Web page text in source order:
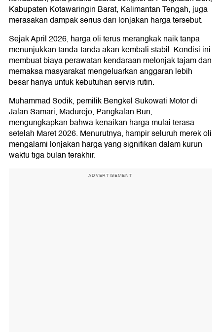
Kabupaten Kotawaringin Barat, Kalimantan Tengah, juga
merasakan dampak serius dari lonjakan harga tersebut.
Sejak April 2026, harga oli terus merangkak naik tanpa
menunjukkan tanda-tanda akan kembali stabil. Kondisi ini
membuat biaya perawatan kendaraan melonjak tajam dan
memaksa masyarakat mengeluarkan anggaran lebih
besar hanya untuk kebutuhan servis rutin.
Muhammad Sodik, pemilik Bengkel Sukowati Motor di
Jalan Samari, Madurejo, Pangkalan Bun,
mengungkapkan bahwa kenaikan harga mulai terasa
setelah Maret 2026. Menurutnya, hampir seluruh merek oli
mengalami lonjakan harga yang signifikan dalam kurun
waktu tiga bulan terakhir.
ADVERTISEMENT